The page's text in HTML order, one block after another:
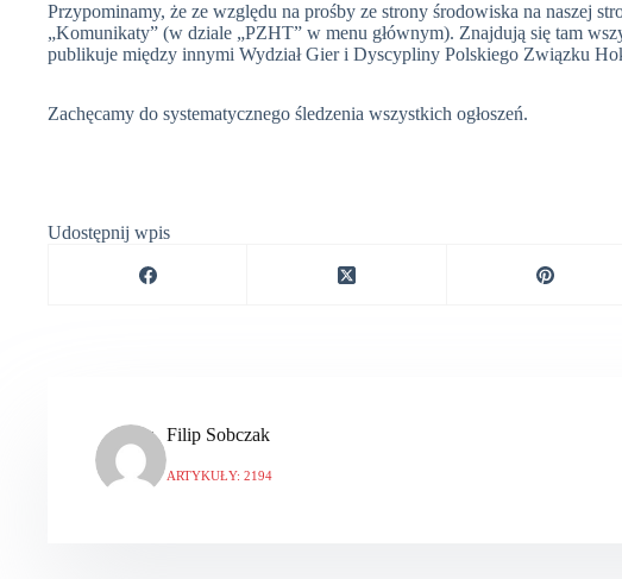
Przypominamy, że ze względu na prośby ze strony środowiska na naszej
„Komunikaty” (w dziale „PZHT” w menu głównym). Znajdują się tam
publikuje między innymi Wydział Gier i Dyscypliny Polskiego Związku
Zachęcamy do systematycznego śledzenia wszystkich ogłoszeń.
Udostępnij wpis
Filip Sobczak
ARTYKUŁY: 2194